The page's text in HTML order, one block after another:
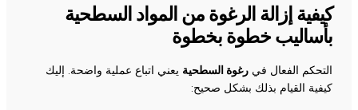
كيفية إزالة الرغوة من المواد السطحية
بأساليب خطوة بخطوة
التحكم الفعال في رغوة السطحية يعني اتباع عملية واضحة. إليك
كيفية القيام بذلك بشكل صحيح: